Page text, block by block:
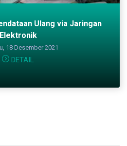
Ulang via Jaringan
Elektronik
18 Desember 2021
DETAIL